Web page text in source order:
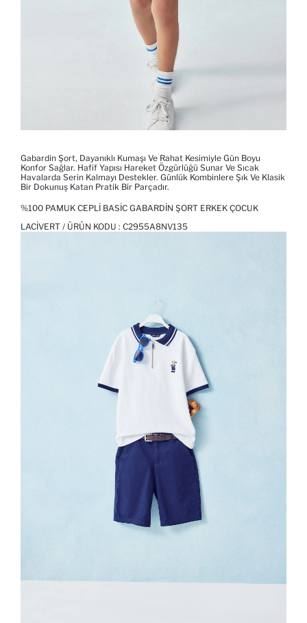
Gabardin Şort, Dayanıklı Kumaşı Ve Rahat Kesimiyle Gün Boyu
Konfor Sağlar. Hafif Yapısı Hareket Özgürlüğü Sunar Ve Sıcak
Havalarda Serin Kalmayı Destekler. Günlük Kombinlere Şık Ve Klasik
Bir Dokunuş Katan Pratik Bir Parçadır.
%100 PAMUK CEPLI BASIC GABARDIN ŞORT ERKEK ÇOCUK
LACIVERT / ÜRÜN KODU : C2955A8NV135